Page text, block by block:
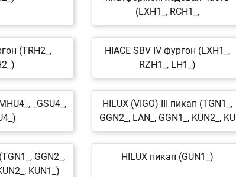
(LXH1_, RCH1_,
(TRH2_,
HIACE SBV IV фургон (LXH1_,
RZH1_, LH1_)
_GSU4_,
HILUX (VIGO) III пикап (TGN1_,
GGN2_, LAN_, GGN1_, KUN2_, KU
GGN2_,
KUN1_)
HILUX пикап (GUN1_)